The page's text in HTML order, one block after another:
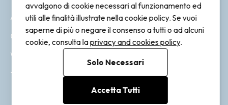
Account
Ordini
Wishlist
Tracking
avvalgono di cookie necessari al funzionamento ed
utili alle finalità illustrate nella cookie policy. Se vuoi
saperne di più o negare il consenso a tutti o ad alcuni
cookie, consulta laprivacy and cookies policy.
Solo Necessari
Accetta Tutti